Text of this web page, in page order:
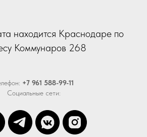
находится Краснодаре по
Коммунаров 268
+7 961 588-99-11
Социальные сети: